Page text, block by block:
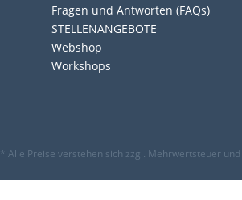
Fragen und Antworten (FAQs)
STELLENANGEBOTE
Webshop
Workshops
* Alle Preise verstehen sich zzgl. Mehrwertsteuer und